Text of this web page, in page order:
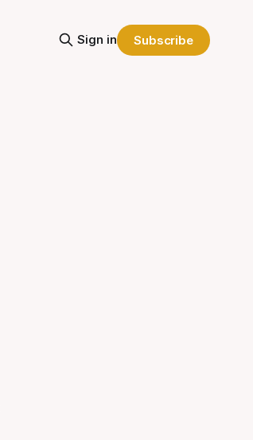
Sign in Subscribe